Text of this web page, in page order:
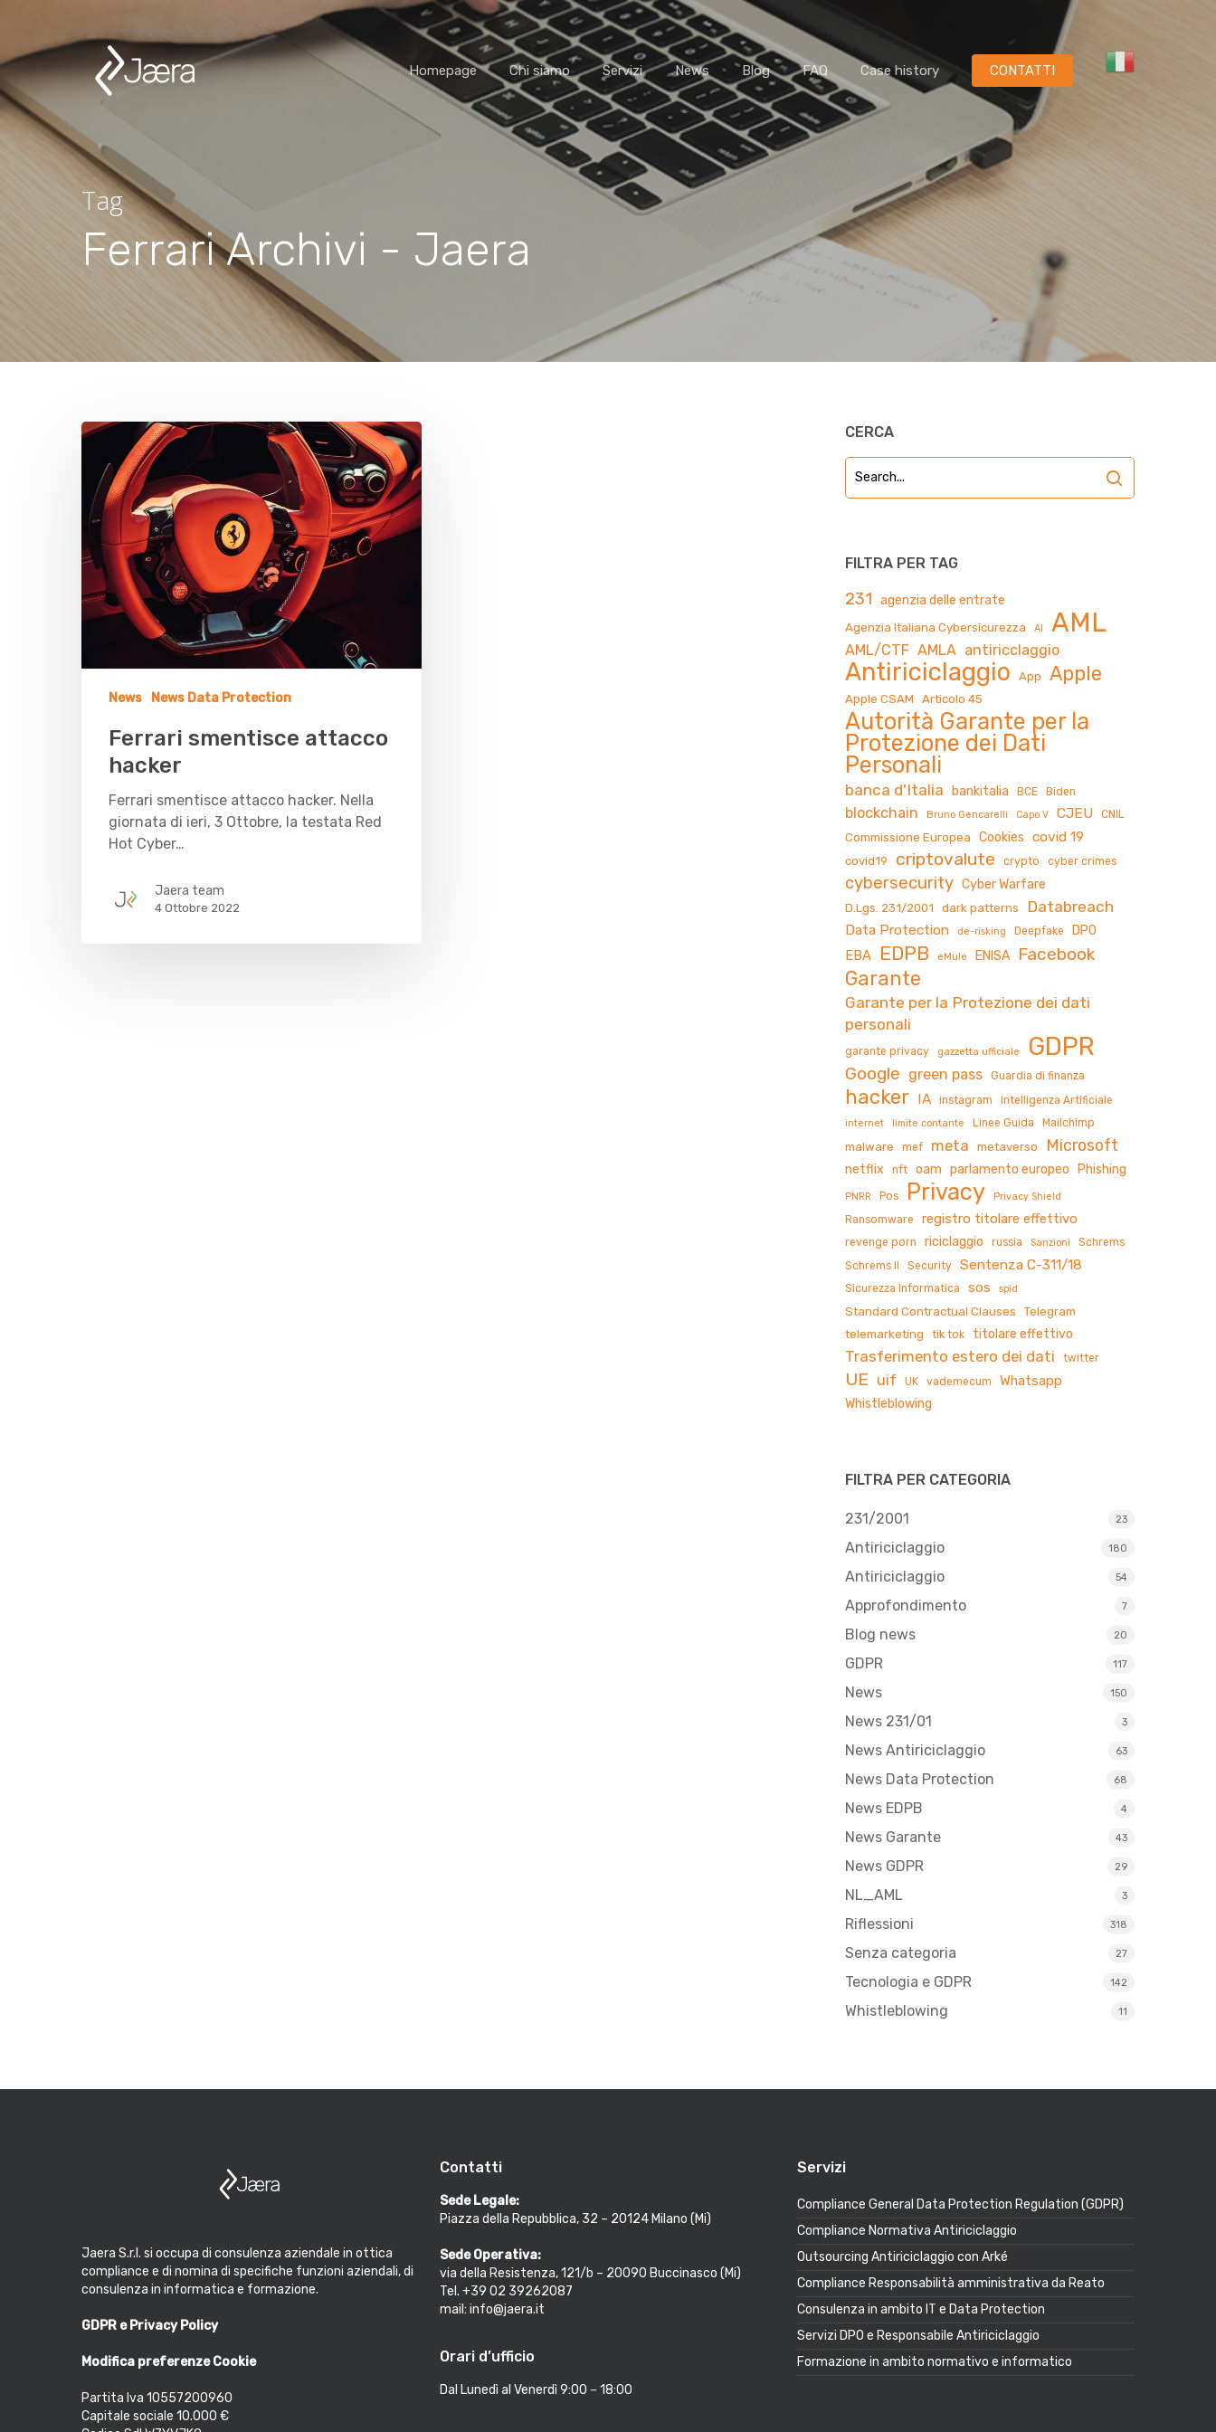
Homepage Chi siamo Servizi News Blog FAQ Case history CONTATTI
Tag
Ferrari Archivi - Jaera
News News Data Protection
Ferrari smentisce attacco
hacker
Ferrari smentisce attacco hacker. Nella
giornata di ieri, 3 Ottobre, la testata Red
Hot Cyber…
Jaera team
4 Ottobre 2022
CERCA
FILTRA PER TAG
231 agenzia delle entrate
Agenzia Italiana Cybersicurezza AI AML
AML/CTF AMLA antiricclaggio
Antiriciclaggio App Apple
Apple CSAM Articolo 45
Autorità Garante per la
Protezione dei Dati
Personali
banca d'Italia bankitalia BCE Biden
blockchain Bruno Gencarelli Capo V CJEU CNIL
Commissione Europea Cookies covid 19
covid19 criptovalute crypto cyber crimes
cybersecurity Cyber Warfare
D.Lgs. 231/2001 dark patterns Databreach
Data Protection de-risking Deepfake DPO
EBA EDPB eMule ENISA Facebook
Garante
Garante per la Protezione dei dati
personali
garante privacy gazzetta ufficiale GDPR
Google green pass Guardia di finanza
hacker IA instagram Intelligenza Artificiale
internet limite contante Linee Guida Mailchimp
malware mef meta metaverso Microsoft
netflix nft oam parlamento europeo Phishing
PNRR Pos Privacy Privacy Shield
Ransomware registro titolare effettivo
revenge porn riciclaggio russia Sanzioni
Schrems
Schrems II
Security Sentenza C-311/18
Sicurezza Informatica sos spid
Standard Contractual Clauses
Telegram
telemarketing
tik tok titolare effettivo
Trasferimento estero dei dati twitter
UE uif UK vademecum Whatsapp
Whistleblowing
FILTRA PER CATEGORIA
231/2001 23
Antiriciclaggio 180
Antiriciclaggio 54
Approfondimento 7
Blog news 20
GDPR 117
News 150
News 231/01 3
News Antiriciclaggio 63
News Data Protection 68
News EDPB 4
News Garante 43
News GDPR 29
NL_AML 3
Riflessioni 318
Senza categoria 27
Tecnologia e GDPR 142
Whistleblowing 11
Jaera S.r.l. si occupa di consulenza aziendale in ottica
compliance e di nomina di specifiche funzioni aziendali, di
consulenza in informatica e formazione.
GDPR e Privacy Policy
Modifica preferenze Cookie
Partita Iva 10557200960
Capitale sociale 10.000 €
Contatti
Sede Legale:
Piazza della Repubblica, 32 – 20124 Milano (Mi)
Sede Operativa:
via della Resistenza, 121/b – 20090 Buccinasco (Mi)
Tel. +39 02 39262087
mail: info@jaera.it
Orari d’ufficio
Dal Lunedì al Venerdì 9:00 – 18:00
Servizi
Compliance General Data Protection Regulation (GDPR)
Compliance Normativa Antiriciclaggio
Outsourcing Antiriciclaggio con Arké
Compliance Responsabilità amministrativa da Reato
Consulenza in ambito IT e Data Protection
Servizi DPO e Responsabile Antiriciclaggio
Formazione in ambito normativo e informatico